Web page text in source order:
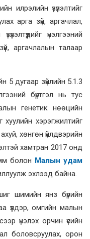
илрэлийн үзүүлэлтийг
арга зүй, аргачлал,
үнэлгээний
аргачлалын талаар
5 дугаар зүйлийн 5.1.3
бүртгэл нь тус
генетик нөөцийн
хуулийн хэрэгжилтийг
хөнгөн үйлдвэрийн
хамтран 2017 онд
болон Малын удам
эхлээд байна.
шимийн янз бүрийн
үүлдэр, омгийн малын
үнэлэх орчин үеийн
боловсруулах, орон